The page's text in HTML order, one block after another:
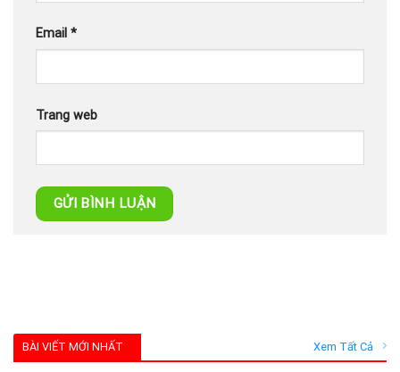
Email *
Trang web
BÀI VIẾT MỚI NHẤT Xem Tất Cả